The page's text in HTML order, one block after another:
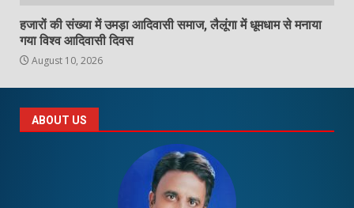
हजारों की संख्या में उमड़ा आदिवासी समाज, लैलूंगा में धूमधाम से मनाया
गया विश्व आदिवासी दिवस
August 10, 2026
ABOUT US